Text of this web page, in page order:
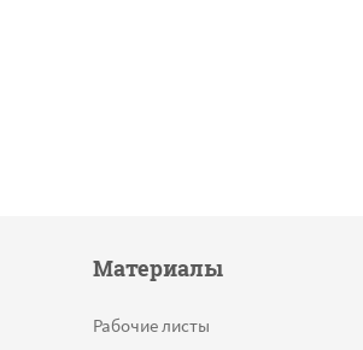
Материалы
Рабочие листы